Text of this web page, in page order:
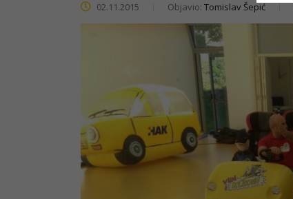
02.11.2015 Objavio: Tomislav Šepić